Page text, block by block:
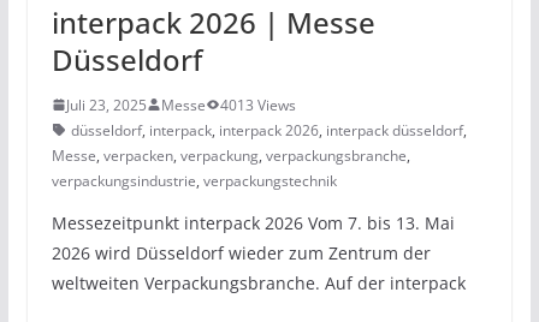
interpack 2026 | Messe
Düsseldorf
Juli 23, 2025 Messe
4013 Views
düsseldorf, interpack, interpack 2026, interpack düsseldorf,
Messe, verpacken, verpackung, verpackungsbranche,
verpackungsindustrie, verpackungstechnik
Messezeitpunkt interpack 2026 Vom 7. bis 13. Mai
2026 wird Düsseldorf wieder zum Zentrum der
weltweiten Verpackungsbranche. Auf der interpack